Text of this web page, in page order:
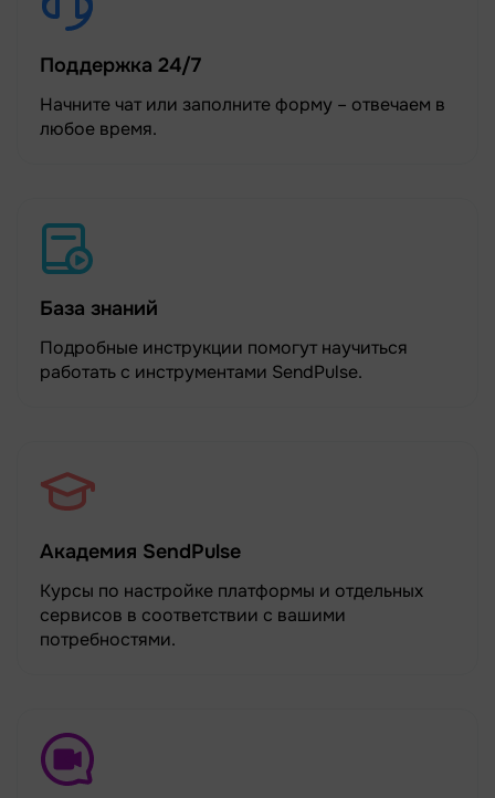
Поддержка 24/7
Начните чат или заполните форму – отвечаем в
любое время.
База знаний
Подробные инструкции помогут научиться
работать с инструментами SendPulse.
Академия SendPulse
Курсы по настройке платформы и отдельных
сервисов в соответствии с вашими
потребностями.